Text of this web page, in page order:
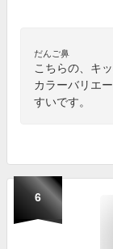
だんご鼻
こちらの、キ
カラーバリエ
すいです。
6